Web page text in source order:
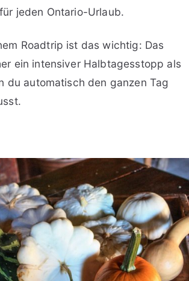
jeden Ontario-Urlaub.
Roadtrip ist das wichtig: Das
ein intensiver Halbtagesstopp als
du automatisch den ganzen Tag